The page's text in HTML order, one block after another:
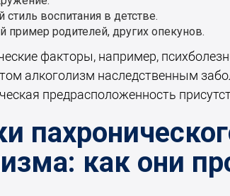
воспитания в детстве.
пример родителей, других опекунов.
факторы, например,
алкоголизм наследственным
предрасположенность
как они